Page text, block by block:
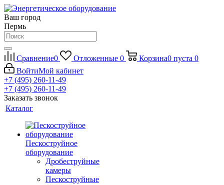
Ваш город
Пермь
Сравнение0 Отложенные 0 Корзина0 пуста 0
ВойтиМой кабинет
+7 (495) 260-11-49
+7 (495) 260-11-49
Заказать звонок
Каталог
Пескоструйное
оборудование
Дробеструйные
камеры
Пескоструйные